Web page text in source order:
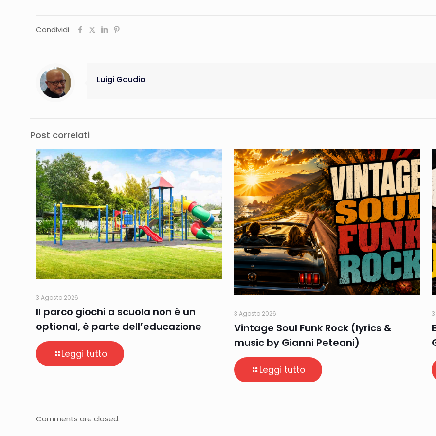
Condividi
Luigi Gaudio
Post correlati
3 Agosto 2026
Il parco giochi a scuola non è un
optional, è parte dell’educazione
Leggi tutto
3 Agosto 2026
Vintage Soul Funk Rock (lyrics &
music by Gianni Peteani)
Leggi tutto
Comments are closed.